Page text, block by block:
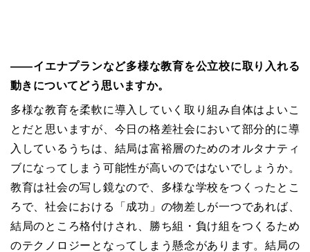
――イエナプランなど多様な教育を公立校に取り入れる
動きについてどう思いますか。
多様な教育を柔軟に導入していく取り組み自体はよいこ
とだと思いますが、今日の格差社会において部分的に導
入しているうちは、結局は富裕層のためのオルタナティ
ブになってしまう可能性が高いのではないでしょうか。
教育は社会の写し鏡なので、多様な学校をつくったとこ
ろで、社会における「成功」の物差しが一つであれば、
結局のところ格付けされ、勝ち組・負け組をつくるため
のテクノロジーとなってしまう懸念があります。結局の